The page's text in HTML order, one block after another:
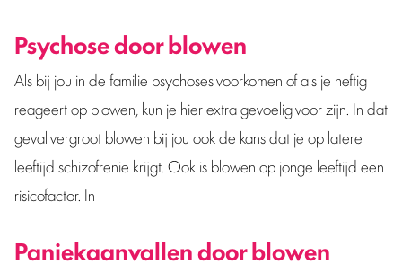
Psychose door blowen
Als bij jou in de familie psychoses voorkomen of als je heftig
reageert op blowen, kun je hier extra gevoelig voor zijn. In dat
geval vergroot blowen bij jou ook de kans dat je op latere
leeftijd schizofrenie krijgt. Ook is blowen op jonge leeftijd een
risicofactor. In
Paniekaanvallen door blowen